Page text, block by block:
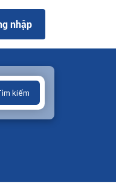
nhập
kiếm